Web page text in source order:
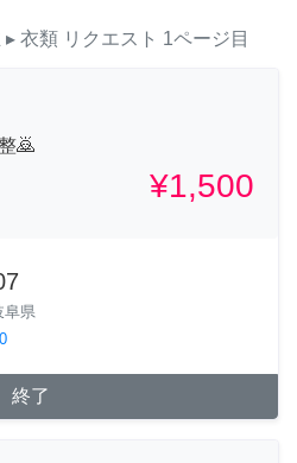
▸ 衣類 リクエスト 1ページ目
🙇
¥1,500
阜県
0
終了